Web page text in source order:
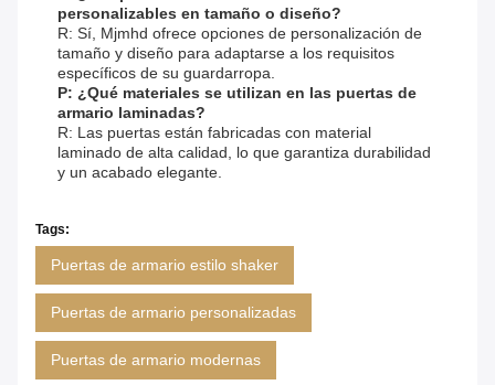
personalizables en tamaño o diseño?
R: Sí, Mjmhd ofrece opciones de personalización de
tamaño y diseño para adaptarse a los requisitos
específicos de su guardarropa.
P: ¿Qué materiales se utilizan en las puertas de
armario laminadas?
R: Las puertas están fabricadas con material
laminado de alta calidad, lo que garantiza durabilidad
y un acabado elegante.
Tags:
Puertas de armario estilo shaker
Puertas de armario personalizadas
Puertas de armario modernas